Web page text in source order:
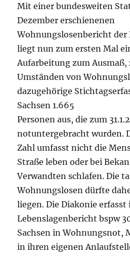
Mit einer bundesweiten
Dezember erschienenen
Wohnungslosenbericht der
liegt nun zum ersten Mal
Aufarbeitung zum Ausmaß,
Umständen von
dazugehörige
Sachsen 1.665
Personen aus, die zum
notuntergebracht wurden.
Zahl umfasst nicht die
Straße leben oder bei
Verwandten schlafen. Die
Wohnungslosen dürfte
liegen. Die Diakonie
Lebenslagenbericht bspw
Sachsen in Wohnungsnot,
in ihren eigenen